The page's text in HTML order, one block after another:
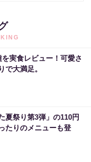
実食レビュー！可愛さ
で大満足。
夏祭り第3弾」の110円
たりのメニューも登